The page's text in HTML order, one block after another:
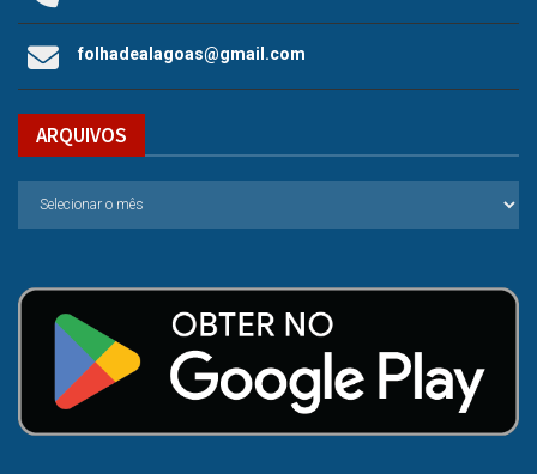
folhadealagoas@gmail.com
ARQUIVOS